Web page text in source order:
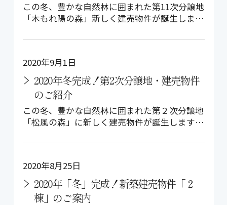
この冬、豊かな自然林に囲まれた第11次分譲地
「木もれ陽の森」新しく建売物件が誕生しま
2020年9月1日
2020年冬完成！第2次分譲地・建売物件
のご紹介
この冬、豊かな自然林に囲まれた第２次分譲地
「松風の森」に新しく建売物件が誕生します！
2020年8月25日
2020年「冬」完成！新築建売物件「２
棟」のご案内